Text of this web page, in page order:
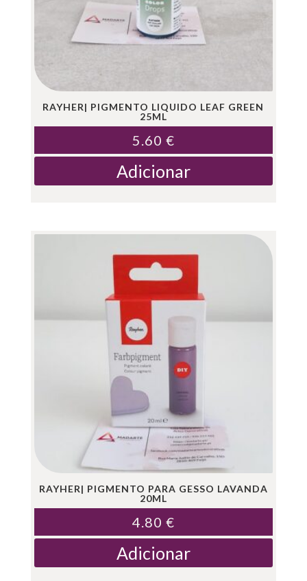
RAYHER| PIGMENTO LIQUIDO LEAF GREEN
25ML
5.60 €
Adicionar
RAYHER| PIGMENTO PARA GESSO LAVANDA
20ML
4.80 €
Adicionar